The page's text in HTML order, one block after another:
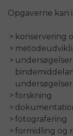
Opgaverne kan
konservering
undersøgelser
forskning
fotografering
formidling og